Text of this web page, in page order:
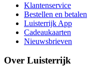
Klantenservice
Bestellen en betalen
Luisterrijk App
Cadeaukaarten
Nieuwsbrieven
Over Luisterrijk